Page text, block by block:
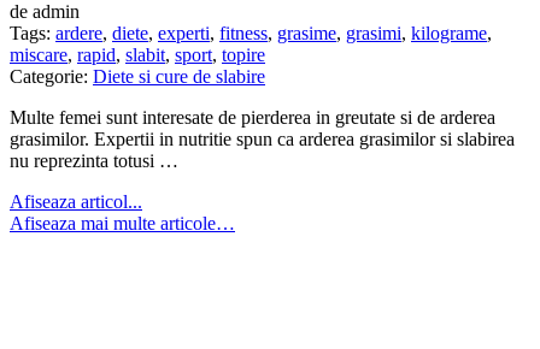
de admin
Tags: ardere, diete, experti, fitness, grasime, grasimi, kilograme,
miscare, rapid, slabit, sport, topire
Categorie: Diete si cure de slabire
Multe femei sunt interesate de pierderea in greutate si de arderea
grasimilor. Expertii in nutritie spun ca arderea grasimilor si slabirea
nu reprezinta totusi …
Afiseaza articol...
Afiseaza mai multe articole…